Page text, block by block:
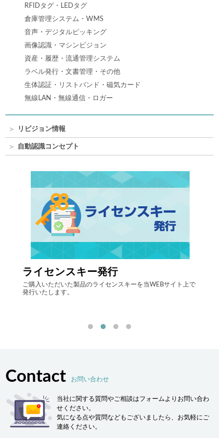
RFIDタグ・LEDタグ
倉庫管理システム・WMS
音声・デジタルピッキング
画像認識・マシンビジョン
資産・履歴・流通管理システム
ラベル発行・文書管理・その他
生体認証・リストバンド・磁気カード
無線LAN・無線通信・ロガー
リビジョン情報
自動認識コンセプト
ライセンスキー発行
ご購入いただいた製品のライセンスキーを当WEBサイト上で
発行いたします。
Contact お問い合わせ
当社に関する質問やご相談はフォームよりお問い合わ
せください。
気になる点や質問などもございましたら、お気軽にご
連絡ください。